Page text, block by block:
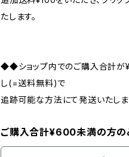
たします。
◆◆ショップ内でのご購入合計が
し(=送料無料)で
追跡可能な方法にて発送いたし
ご購入合計¥600未満の方の